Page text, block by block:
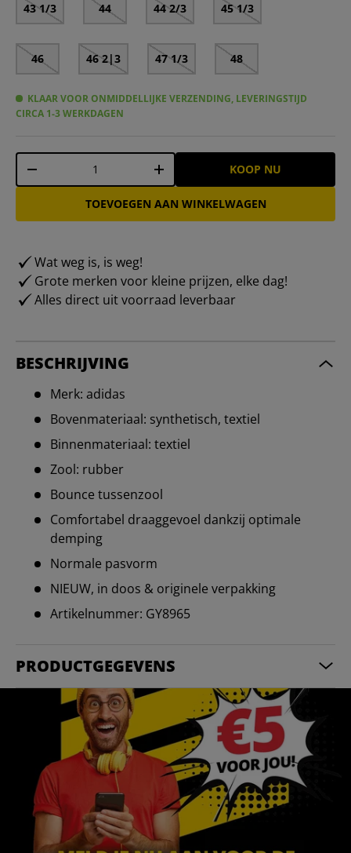
43 1/3 44 44 2/3 45 1/3
46 46 2|3 47 1/3 48
KLAAR VOOR ONMIDDELLIJKE VERZENDING, LEVERINGSTIJD
CIRCA 1-3 WERKDAGEN
Aantal
-
+ KOOP NU
TOEVOEGEN AAN WINKELWAGEN
Wat weg is, is weg!
Grote merken voor kleine prijzen, elke dag!
Alles direct uit voorraad leverbaar
BESCHRIJVING
Merk: adidas
Bovenmateriaal: synthetisch, textiel
Binnenmateriaal: textiel
Zool: rubber
Bounce tussenzool
Comfortabel draaggevoel dankzij optimale
demping
Normale pasvorm
NIEUW, in doos & originele verpakking
Artikelnummer: GY8965
PRODUCTGEGEVENS